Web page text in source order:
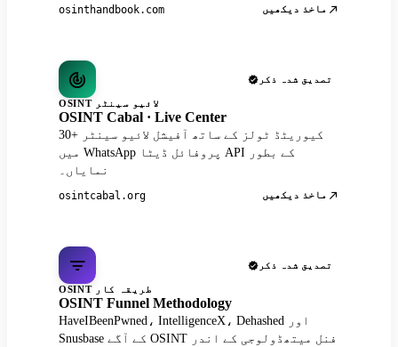
osinthandbook.com ماخذ دیکھیں
تصدیق شدہ ذکر
OSINT لائیو سینٹر
OSINT Cabal · Live Center
30+ کیوریٹڈ ٹولز کے ساتھ آفیشل لائیو سینٹر
میں WhatsApp پروفائل ڈیٹا API کے بطور
نمایاں۔
osintcabal.org ماخذ دیکھیں
تصدیق شدہ ذکر
OSINT طریقہ کار
OSINT Funnel Methodology
HaveIBeenPwned، IntelligenceX، Dehashed اور
Snusbase کے آگے OSINT فنل میتھڈولوجی کے اندر